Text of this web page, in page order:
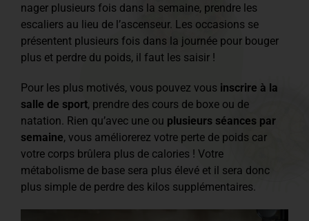
nager plusieurs fois dans la semaine, prendre les
escaliers au lieu de l’ascenseur. Les occasions se
présentent plusieurs fois dans la journée pour bouger
plus et perdre du poids, il faut les saisir !
Pour les plus motivés, vous pouvez vous inscrire à la
salle de sport, prendre des cours de boxe ou de
natation. Rien qu’avec une ou plusieurs séances par
semaine, vous améliorerez votre perte de poids car
votre corps brûlera plus de calories ! Votre
métabolisme de base sera plus élevé et il sera donc
plus simple de perdre des kilos supplémentaires.